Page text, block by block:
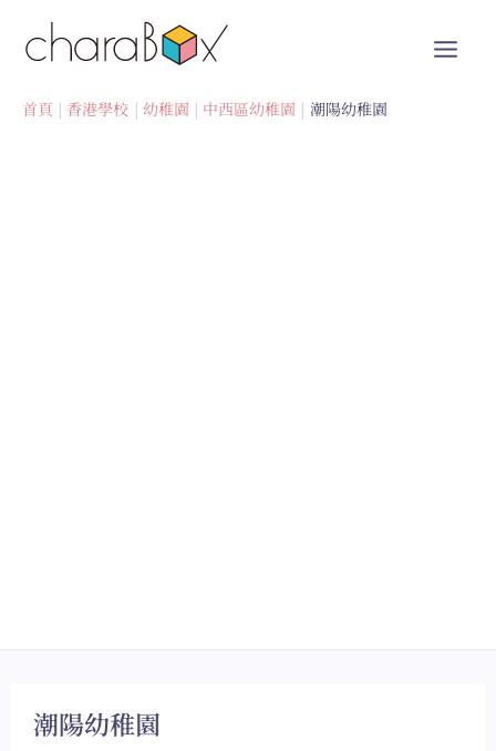
首頁 香港學校 幼稚園 中西區幼稚園 潮陽幼稚園
潮陽幼稚園